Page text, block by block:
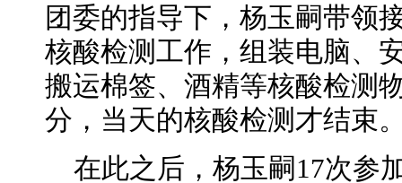
团委的指导下，杨玉嗣带领
核酸检测工作，组装电脑、
搬运棉签、酒精等核酸检测
分，当天的核酸检测才结束
在此之后，杨玉嗣17次参